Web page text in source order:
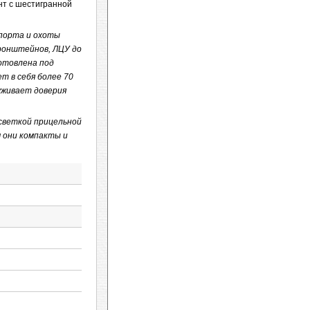
с шестигранной
и охоты
ЛЦУ до
под
в себя более 70
доверия
прицельной
они компакты и